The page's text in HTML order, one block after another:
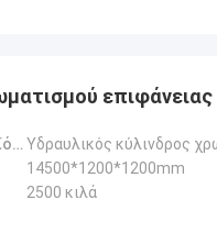
Ονομασία προϊόντος:
14500*1200*1200mm
2500 κιλά